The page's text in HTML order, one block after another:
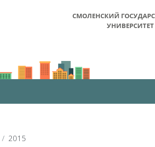
СМОЛЕНСКИЙ
УНИВЕРСИТЕТ
2015